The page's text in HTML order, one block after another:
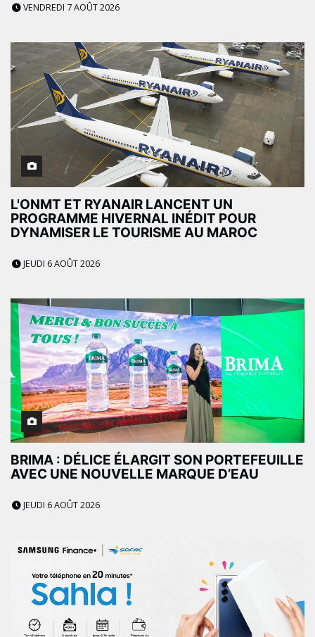
VENDREDI 7 AOÛT 2026
L'ONMT ET RYANAIR LANCENT UN
PROGRAMME HIVERNAL INÉDIT POUR
DYNAMISER LE TOURISME AU MAROC
JEUDI 6 AOÛT 2026
BRIMA : DÉLICE ÉLARGIT SON PORTEFEUILLE
AVEC UNE NOUVELLE MARQUE D’EAU
JEUDI 6 AOÛT 2026